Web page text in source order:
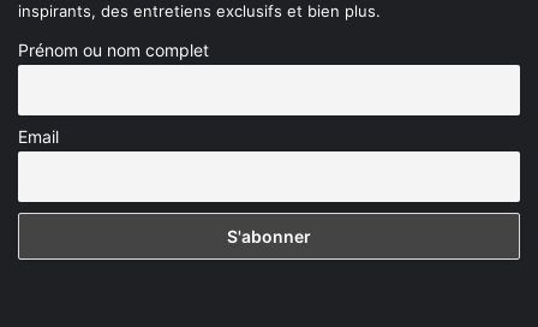
inspirants, des entretiens exclusifs et bien plus.
Prénom ou nom complet
Email